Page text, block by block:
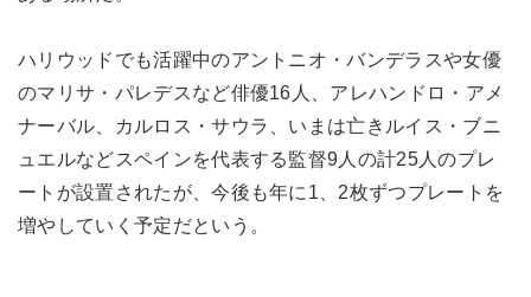
ハリウッドでも活躍中のアントニオ・バンデラスや女優
のマリサ・パレデスなど俳優16人、アレハンドロ・アメ
ナーバル、カルロス・サウラ、いまは亡きルイス・ブニ
ュエルなどスペインを代表する監督9人の計25人のプレ
ートが設置されたが、今後も年に1、2枚ずつプレートを
増やしていく予定だという。